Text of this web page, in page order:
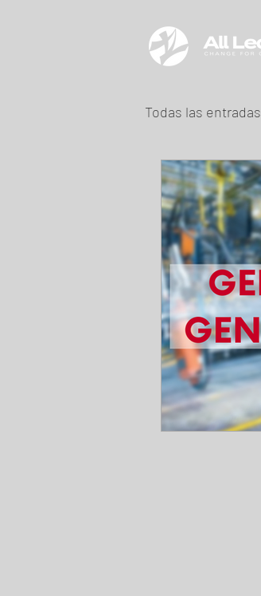
Todas las entradas